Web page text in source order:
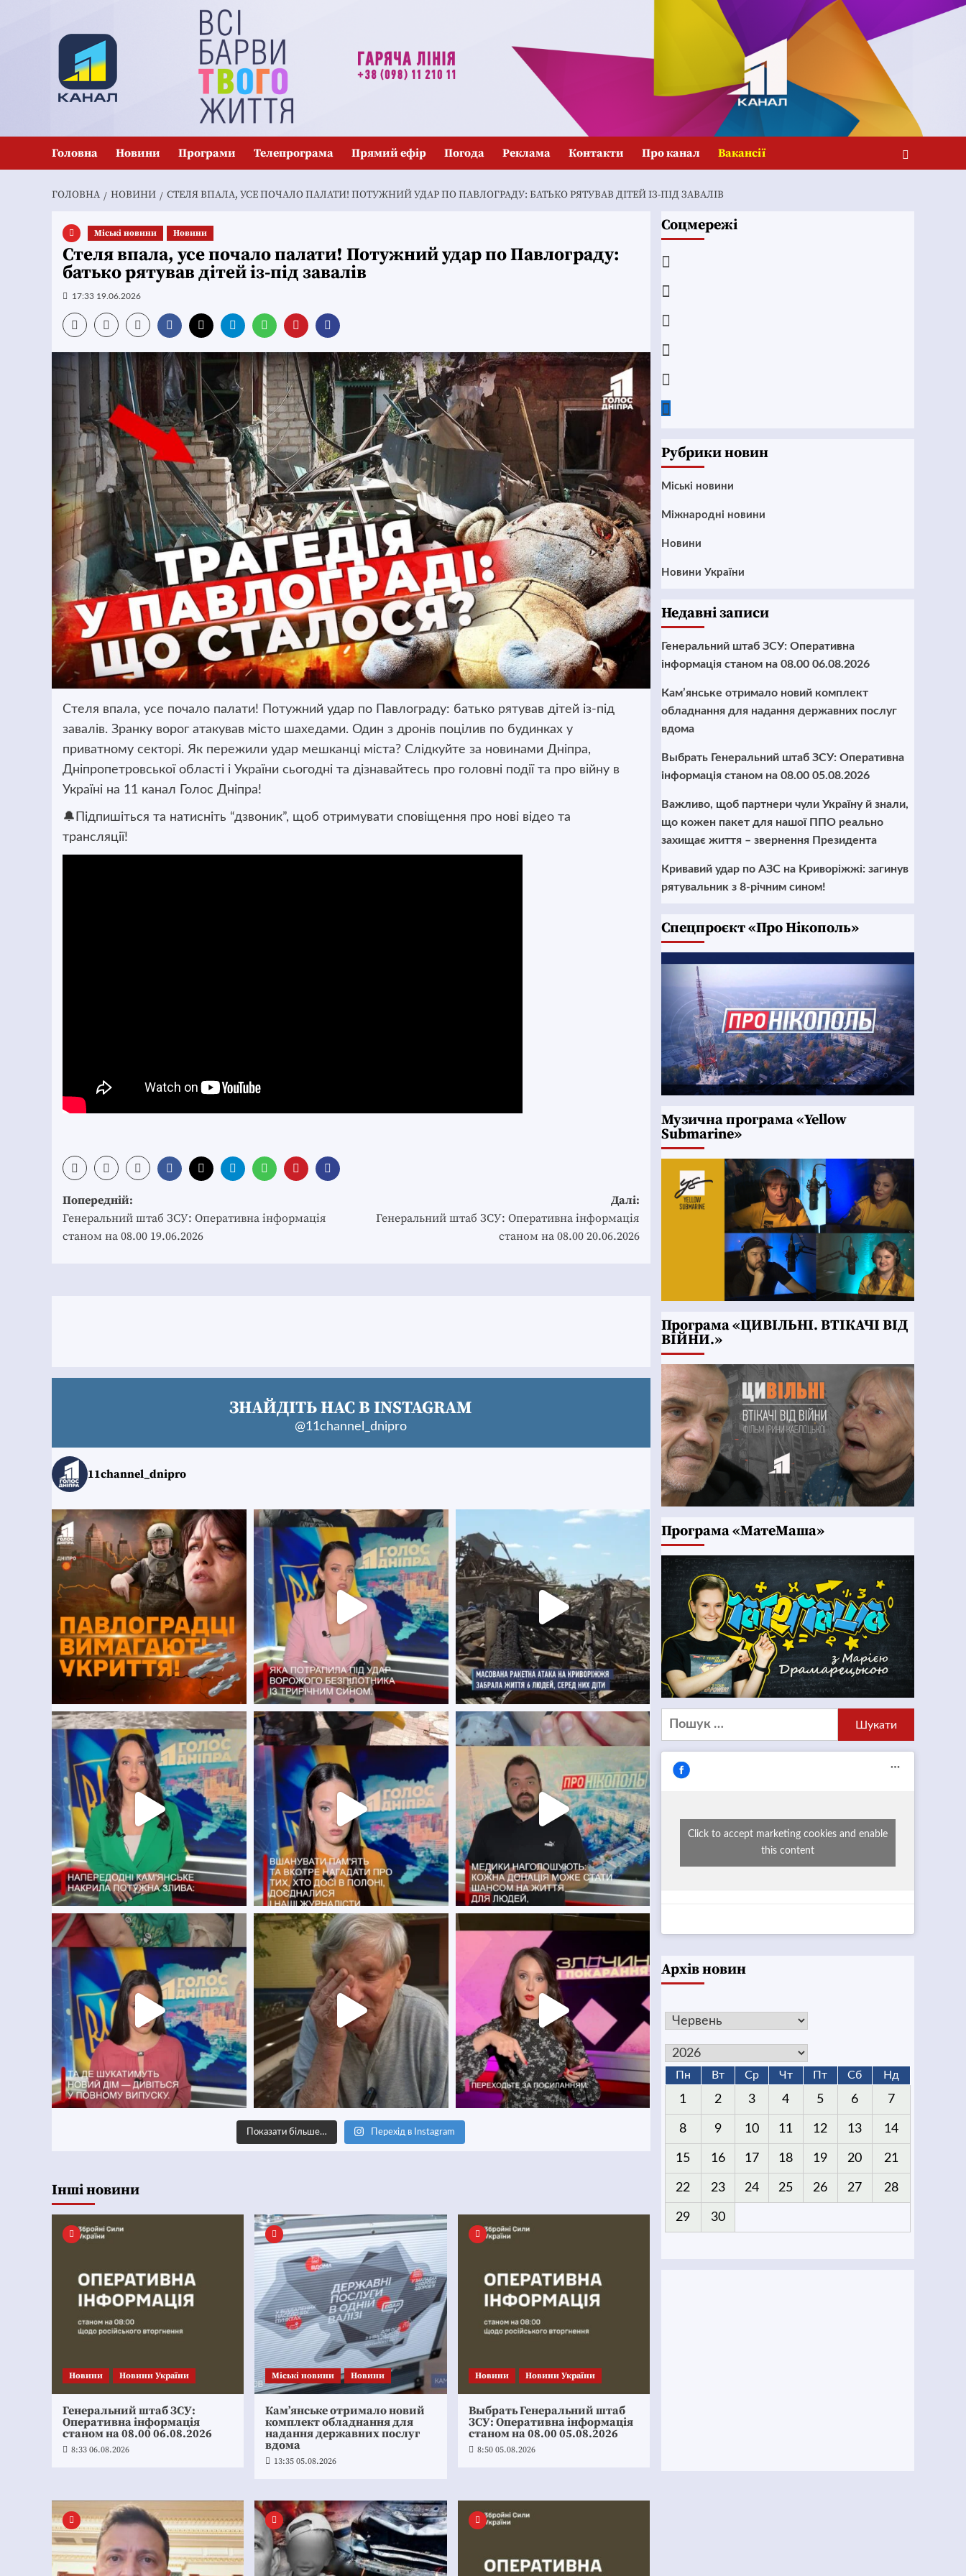
Головна Новини Програми Телепрограма Прямий ефір Погода Реклама Контакти Про канал Вакансії
ГОЛОВНА НОВИНИ СТЕЛЯ ВПАЛА, УСЕ ПОЧАЛО ПАЛАТИ! ПОТУЖНИЙ УДАР ПО ПАВЛОГРАДУ: БАТЬКО РЯТУВАВ ДІТЕЙ ІЗ-ПІД ЗАВАЛІВ
Mіські новини Новини
Стеля впала, усе почало палати! Потужний удар по Павлограду:
батько рятував дітей із-під завалів
17:33 19.06.2026
Стеля впала, усе почало палати! Потужний удар по Павлограду: батько рятував дітей із-під
завалів. Зранку ворог атакував місто шахедами. Один з дронів поцілив по будинках у
приватному секторі. Як пережили удар мешканці міста? Слідкуйте за новинами Дніпра,
Дніпропетровської області і України сьогодні та дізнавайтесь про головні події та про війну в
Україні на 11 канал Голос Дніпра!
🔔Підпишіться та натисніть “дзвоник”, щоб отримувати сповіщення про нові відео та
трансляції!
Post
navigation
Попередній:
Генеральний штаб ЗСУ: Оперативна інформація
станом на 08.00 19.06.2026
Далі:
Генеральний штаб ЗСУ: Оперативна інформація
станом на 08.00 20.06.2026
ЗНАЙДІТЬ НАС В INSTAGRAM
@11channel_dnipro
11channel_dnipro
Показати більше… Перехід в Instagram
Інші новини
Новини Новини України
Генеральний штаб ЗСУ:
Оперативна інформація
станом на 08.00 06.08.2026
8:33 06.08.2026
Mіські новини Новини
Кам’янське отримало новий
комплект обладнання для
надання державних послуг
вдома
13:35 05.08.2026
Новини Новини України
Выбрать Генеральний штаб
ЗСУ: Оперативна інформація
станом на 08.00 05.08.2026
8:50 05.08.2026
Соцмережі
Рубрики новин
Mіські новини
Міжнародні новини
Новини
Новини України
Недавні записи
Генеральний штаб ЗСУ: Оперативна
інформація станом на 08.00 06.08.2026
Кам’янське отримало новий комплект
обладнання для надання державних послуг
вдома
Выбрать Генеральний штаб ЗСУ: Оперативна
інформація станом на 08.00 05.08.2026
Важливо, щоб партнери чули Україну й знали,
що кожен пакет для нашої ППО реально
захищає життя – звернення Президента
Кривавий удар по АЗС на Криворіжжі: загинув
рятувальник з 8-річним сином!
Cпецпроєкт «Про Нікополь»
Музична програма «Yellow
Submarine»
Програма «ЦИВІЛЬНІ. ВТІКАЧІ ВІД
ВІЙНИ.»
Програма «МатеМаша»
Пошук:
Click to accept marketing cookies and enable
this content
Архів новин
Пн Вт Ср Чт Пт Сб Нд
1 2 3 4 5 6 7
8 9 10 11 12 13 14
15 16 17 18 19 20 21
22 23 24 25 26 27 28
29 30